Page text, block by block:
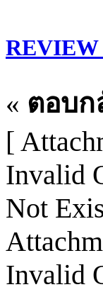
« ตอบก
[
Invalid
Not
Invalid